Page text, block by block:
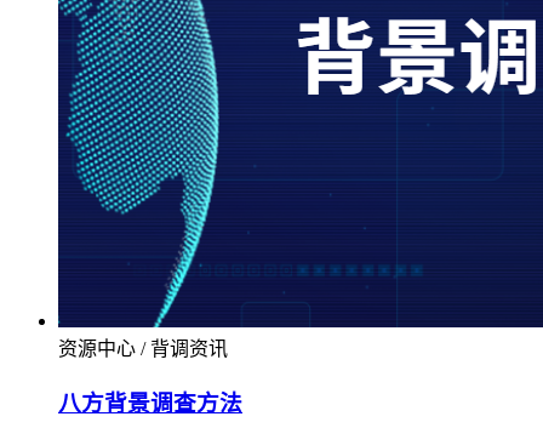
资源中心 / 背调资讯
八方背景调查方法